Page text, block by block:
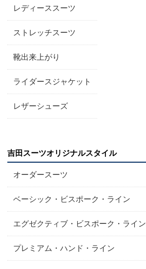
レディーススーツ
ストレッチスーツ
靴出来上がり
ライダースジャケット
レザーシューズ
吉田スーツオリジナルスタイル
オーダースーツ
ベーシック・ビスポーク・ライン
エグゼクティブ・ビスポーク・ライン
プレミアム・ハンド・ライン